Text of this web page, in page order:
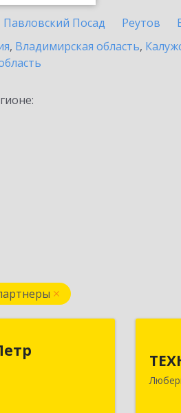
Павловский Посад Реутов
, Владимирская область,
Уланович